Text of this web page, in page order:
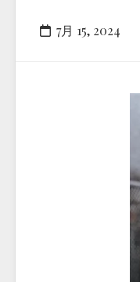
7月 15, 2024